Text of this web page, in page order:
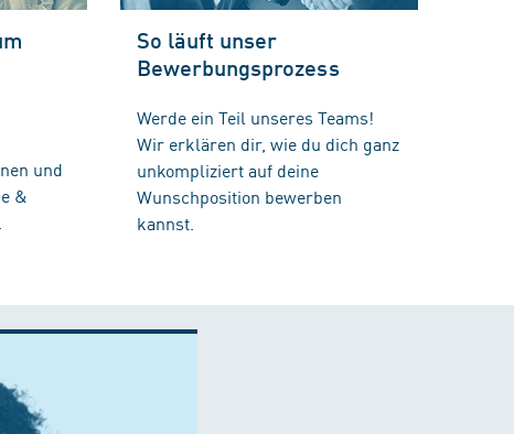
und
&
So läuft unser
Bewerbungsprozess
Werde ein Teil unseres Teams!
Wir erklären dir, wie du dich ganz
unkompliziert auf deine
Wunschposition bewerben
kannst.